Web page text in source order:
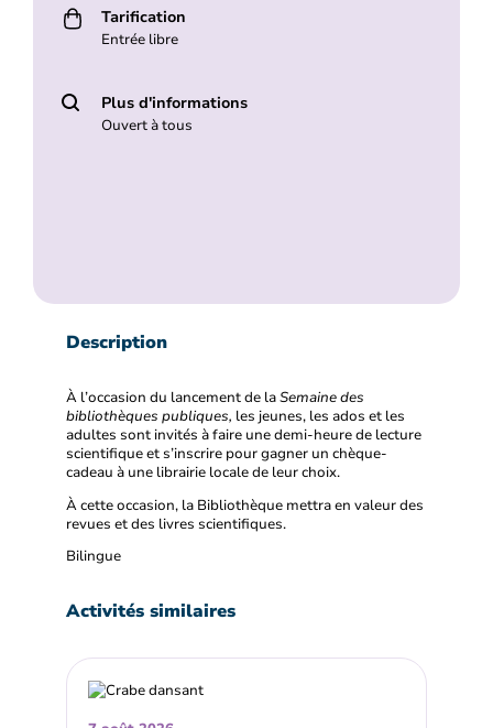
Tarification
Entrée libre
Plus d'informations
Ouvert à tous
Description
À l’occasion du lancement de laSemaine des
bibliothèques publiques, les jeunes, les ados et les
adultes sont invités à faire une demi-heure de lecture
scientifique et s’inscrire pour gagner un chèque-
cadeau à une librairie locale de leur choix.
À cette occasion, la Bibliothèque mettra en valeur des
revues et des livres scientifiques.
Bilingue
Activités similaires